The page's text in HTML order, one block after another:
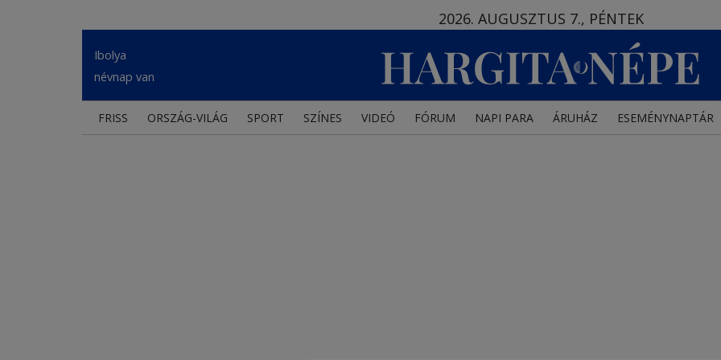
2026. AUGUSZTUS 7., PÉNTEK
Ibolya
névnap van
FRISS ORSZÁG-VILÁG SPORT SZÍNES VIDEÓ FÓRUM NAPI PARA ÁRUHÁZ ESEMÉNYNAPTÁR